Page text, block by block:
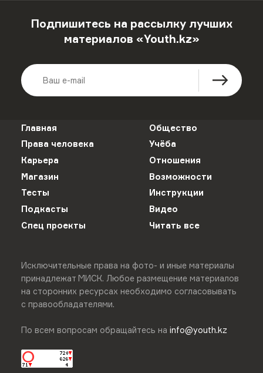
Подпишитесь на рассылку лучших
материалов «Youth.kz»
Главная
Общество
Права человека
Учёба
Карьера
Отношения
Магазин
Возможности
Тесты
Инструкции
Подкасты
Видео
Спец проекты
Читать все
Исключительные права на фото- и иные материалы
принадлежат МИСК. Любое размещение материалов
на сторонних ресурсах необходимо согласовывать
с правообладателями.
По всем вопросам обращайтесь на info@youth.kz